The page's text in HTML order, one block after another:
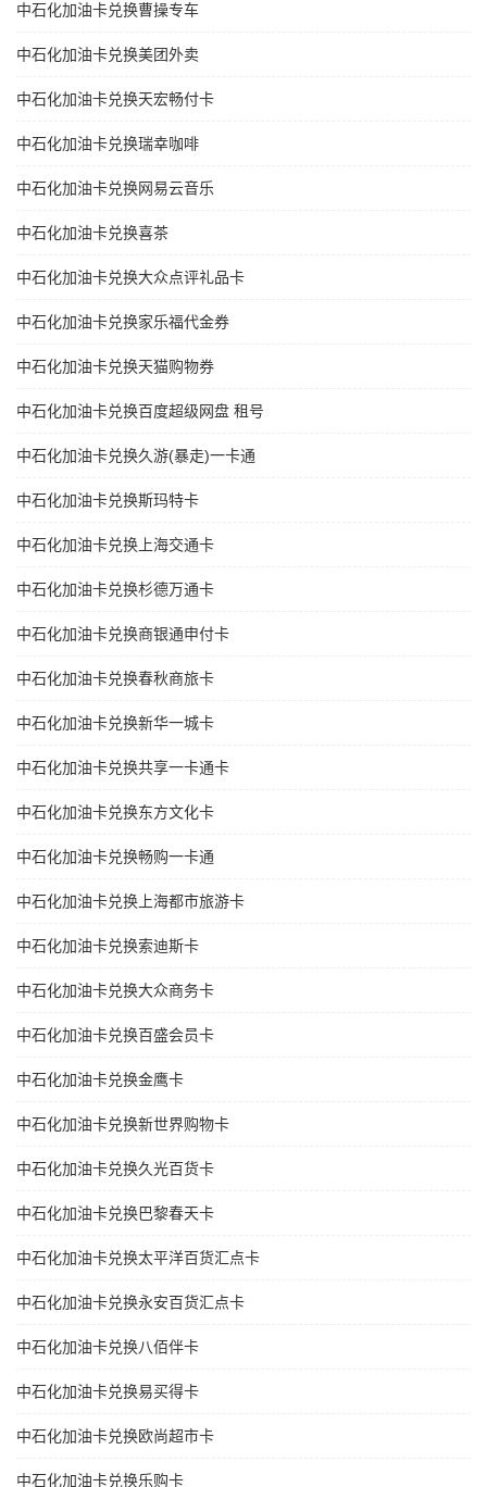
中石化加油卡兑换曹操专车
中石化加油卡兑换美团外卖
中石化加油卡兑换天宏畅付卡
中石化加油卡兑换瑞幸咖啡
中石化加油卡兑换网易云音乐
中石化加油卡兑换喜茶
中石化加油卡兑换大众点评礼品卡
中石化加油卡兑换家乐福代金券
中石化加油卡兑换天猫购物券
中石化加油卡兑换百度超级网盘 租号
中石化加油卡兑换久游(暴走)一卡通
中石化加油卡兑换斯玛特卡
中石化加油卡兑换上海交通卡
中石化加油卡兑换杉德万通卡
中石化加油卡兑换商银通申付卡
中石化加油卡兑换春秋商旅卡
中石化加油卡兑换新华一城卡
中石化加油卡兑换共享一卡通卡
中石化加油卡兑换东方文化卡
中石化加油卡兑换畅购一卡通
中石化加油卡兑换上海都市旅游卡
中石化加油卡兑换索迪斯卡
中石化加油卡兑换大众商务卡
中石化加油卡兑换百盛会员卡
中石化加油卡兑换金鹰卡
中石化加油卡兑换新世界购物卡
中石化加油卡兑换久光百货卡
中石化加油卡兑换巴黎春天卡
中石化加油卡兑换太平洋百货汇点卡
中石化加油卡兑换永安百货汇点卡
中石化加油卡兑换八佰伴卡
中石化加油卡兑换易买得卡
中石化加油卡兑换欧尚超市卡
中石化加油卡兑换乐购卡